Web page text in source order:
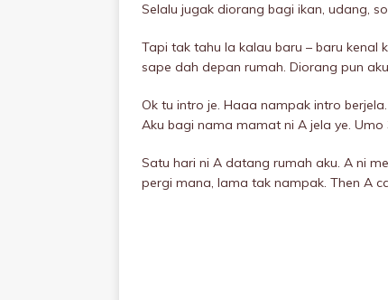
Selalu jugak diorang bagi ikan, udang,
Tapi tak tahu la kalau baru – baru kenal
sape dah depan rumah. Diorang pun
Ok tu intro je. Haaa nampak intro
Aku bagi nama mamat ni A jela ye. Umo
Satu hari ni A datang rumah aku. A ni
pergi mana, lama tak nampak. Then A